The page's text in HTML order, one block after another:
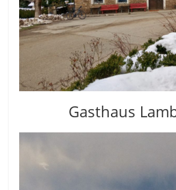
Gasthaus